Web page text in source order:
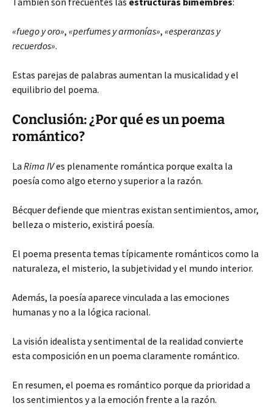
«fuego y oro», «perfumes y armonías», «esperanzas y
recuerdos».
Estas parejas de palabras aumentan la musicalidad y el
equilibrio del poema.
Conclusión: ¿Por qué es un poema
romántico?
La Rima IVes plenamente romántica porque exalta la
poesía como algo eterno y superior a la razón.
Bécquer defiende que mientras existan sentimientos, amor,
belleza o misterio, existirá poesía.
El poema presenta temas típicamente románticos como la
naturaleza, el misterio, la subjetividad y el mundo interior.
Además, la poesía aparece vinculada a las emociones
humanas y no a la lógica racional.
La visión idealista y sentimental de la realidad convierte
esta composición en un poema claramente romántico.
En resumen, el poema es romántico porque da prioridad a
los sentimientos y a la emoción frente a la razón.